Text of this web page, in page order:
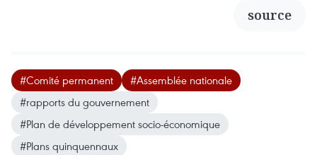
source
#Comité permanent
#Assemblée nationale
#rapports du gouvernement
#Plan de développement socio-économique
#Plans quinquennaux